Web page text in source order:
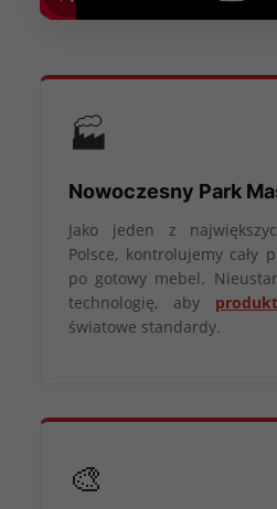
🏭
Nowoczesny Park
Jako jeden z
Polsce, kontrolujemy cały
po gotowy mebel.
technologię, aby
światowe standardy.
🎨